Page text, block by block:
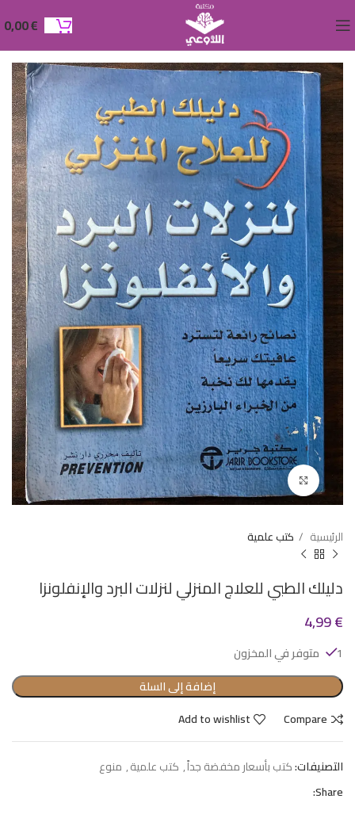
0,00€
Click to enlarge
الرئيسية كتب علمية
دليلك الطبي للعلاج المنزلي لنزلات البرد والإنفلونزا
4,99€
1 متوفر في المخزون
إضافة إلى السلة
Compare
Add to wishlist
التصنيفات:كتب بأسعار مخفضة جداً, كتب علمية, منوع
Share: